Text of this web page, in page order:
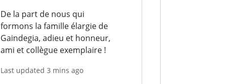
De la part de nous qui
formons la famille élargie de
Gaindegia, adieu et honneur,
ami et collègue exemplaire !
Last updated 3 mins ago